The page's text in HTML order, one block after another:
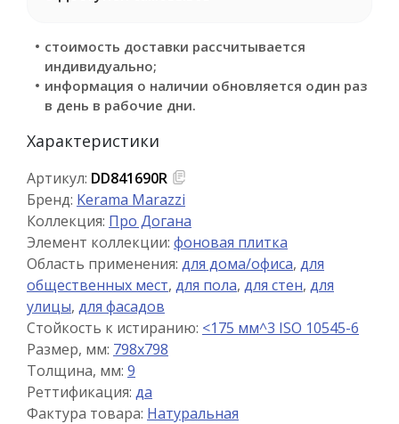
стоимость доставки рассчитывается
индивидуально;
информация о наличии обновляется один раз
в день в рабочие дни.
Характеристики
Артикул: DD841690R
Бренд: Kerama Marazzi
Коллекция: Про Догана
Элемент коллекции: фоновая плитка
Область применения: для дома/офиса, для
общественных мест, для пола, для стен, для
улицы, для фасадов
Стойкость к истиранию: <175 мм^3 ISO 10545-6
Размер, мм: 798x798
Толщина, мм: 9
Реттификация: да
Фактура товара: Натуральная